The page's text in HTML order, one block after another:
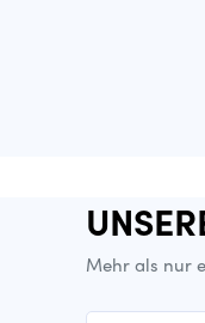
Mehr als nur